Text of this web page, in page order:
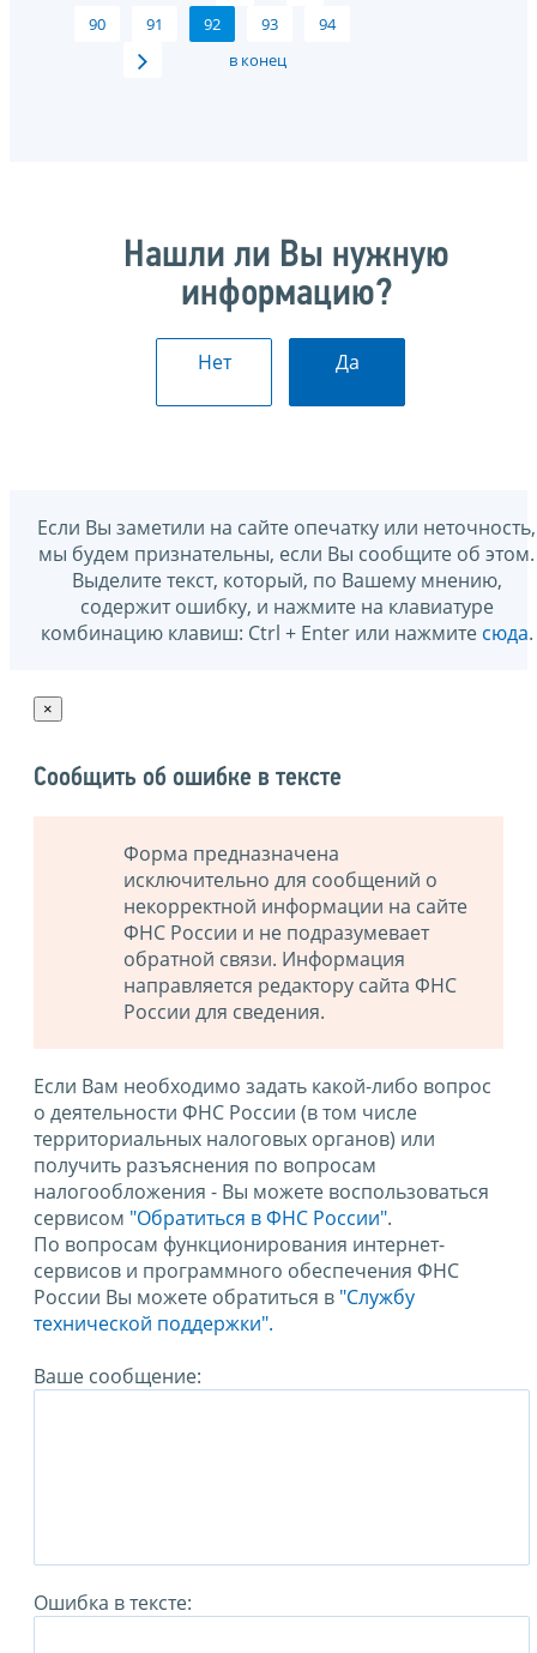
90
91 92 93
94
в конец
Нашли ли Вы нужную
информацию?
Нет Да
Если Вы заметили на сайте опечатку или неточность,
мы будем признательны, если Вы сообщите об этом.
Выделите текст, который, по Вашему мнению,
содержит ошибку, и нажмите на клавиатуре
комбинацию клавиш: Ctrl + Enter или нажмите сюда.
×
Сообщить об ошибке в тексте
Форма предназначена
исключительно для сообщений о
некорректной информации на сайте
ФНС России и не подразумевает
обратной связи. Информация
направляется редактору сайта ФНС
России для сведения.
Если Вам необходимо задать какой-либо вопрос
о деятельности ФНС России (в том числе
территориальных налоговых органов) или
получить разъяснения по вопросам
налогообложения - Вы можете воспользоваться
сервисом "Обратиться в ФНС России".
По вопросам функционирования интернет-
сервисов и программного обеспечения ФНС
России Вы можете обратиться в "Службу
технической поддержки".
Ваше сообщение:
Ошибка в тексте: